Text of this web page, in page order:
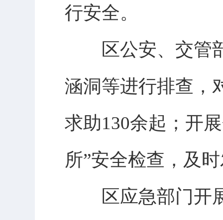
行安全。
区公安、交管部
涵洞等进行排查，
求助130余起；开
所”安全检查，及
区应急部门开展